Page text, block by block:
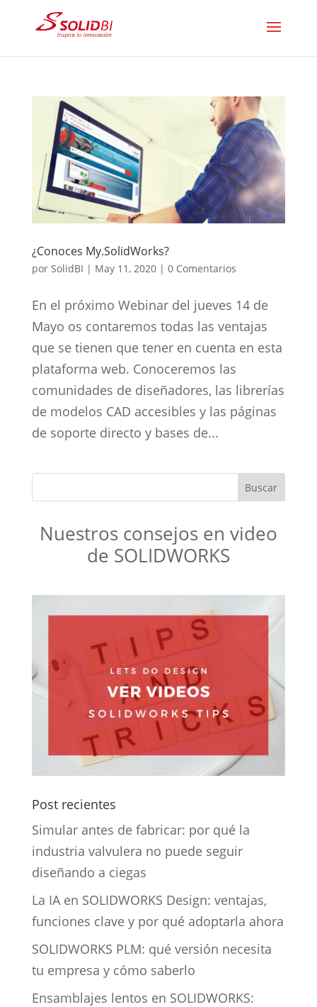
¿Conoces My.SolidWorks?
por SolidBI | May 11, 2020| 0 Comentarios
En el próximo Webinar del jueves 14 de
Mayo os contaremos todas las ventajas
que se tienen que tener en cuenta en esta
plataforma web. Conoceremos las
comunidades de diseñadores, las librerías
de modelos CAD accesibles y las páginas
de soporte directo y bases de...
Nuestros consejos en video
de SOLIDWORKS
Post recientes
Simular antes de fabricar: por qué la
industria valvulera no puede seguir
diseñando a ciegas
La IA en SOLIDWORKS Design: ventajas,
funciones clave y por qué adoptarla ahora
SOLIDWORKS PLM: qué versión necesita
tu empresa y cómo saberlo
Ensamblajes lentos en SOLIDWORKS: